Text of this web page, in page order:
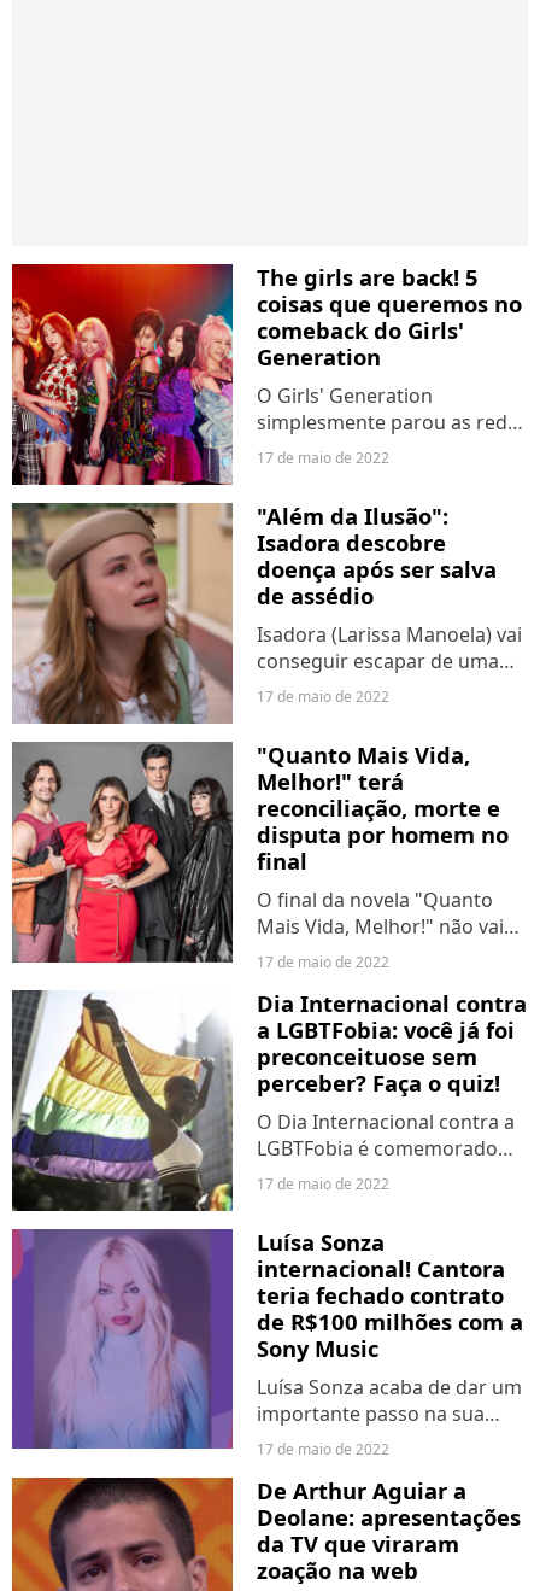
The girls are back! 5
coisas que queremos no
comeback do Girls'
Generation
O Girls' Generation
simplesmente parou as redes
sociais na última segunda-
todes queriam, mas ninguém
esperava: o comeback vai
rolar. Em agosto, as oito...
17 de maio de 2022
"Além da Ilusão":
Isadora descobre
doença após ser salva
de assédio
Isadora (Larissa Manoela) vai
conseguir escapar de uma
tentativa de abuso sexual
Mesquita) e Davi (Rafael Vitti)
na novela "Além da Ilusão".
No entanto, pouco...
17 de maio de 2022
"Quanto Mais Vida,
Melhor!" terá
reconciliação, morte e
disputa por homem no
final
O final da novela "Quanto
Mais Vida, Melhor!" não vai
poupar es telespectadores
próximos capítulos, os
quatro protagonistas vão ter
novo encontro com a
Morte,...
17 de maio de 2022
Dia Internacional contra
a LGBTFobia: você já foi
preconceituose sem
perceber? Faça o quiz!
O Dia Internacional contra a
LGBTFobia é comemorado
nesta terça-feira (17)! E,
muito, o Brasil ainda é um
país extremamente violento
com a comunidade
LGBTQIAP+...
17 de maio de 2022
Luísa Sonza
internacional! Cantora
teria fechado contrato
de R$100 milhões com a
Sony Music
Luísa Sonza acaba de dar um
importante passo na sua
carreira! De acordo com a
na última segunda-feira (16)
pelo Metrópoles, a cantora
brasileira fechou...
17 de maio de 2022
De Arthur Aguiar a
Deolane: apresentações
da TV que viraram
zoação na web